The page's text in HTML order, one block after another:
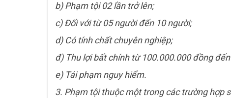
b) Phạm tội 02 lần trở lên;
c) Đối với từ 05 người đến 10 người;
d) Có tính chất chuyên nghiệp;
đ) Thu lợi bất chính từ 100.000.000 đồng
e) Tái phạm nguy hiểm.
3. Phạm tội thuộc một trong các trường hợp